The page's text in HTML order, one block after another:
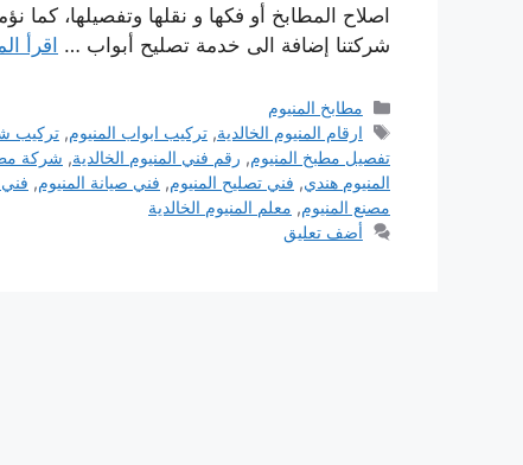
اصلاح المطابخ أو فكها و نقلها وتفصيلها،
شركتنا إضافة الى خدمة تصليح أبواب …
اقرأ
التصنيفات
مطابخ المنيوم
الوسوم
ارقام المنيوم الخالدية,تركيب ابواب المنيوم,تركيب
تفصيل مطبخ المنيوم, رقم فني المنيوم الخالدية, شركة
المنيوم هندي, فني تصليح المنيوم, فني صيانة المنيوم, فني
مصنع المنيوم, معلم المنيوم الخالدية
أضف تعليق